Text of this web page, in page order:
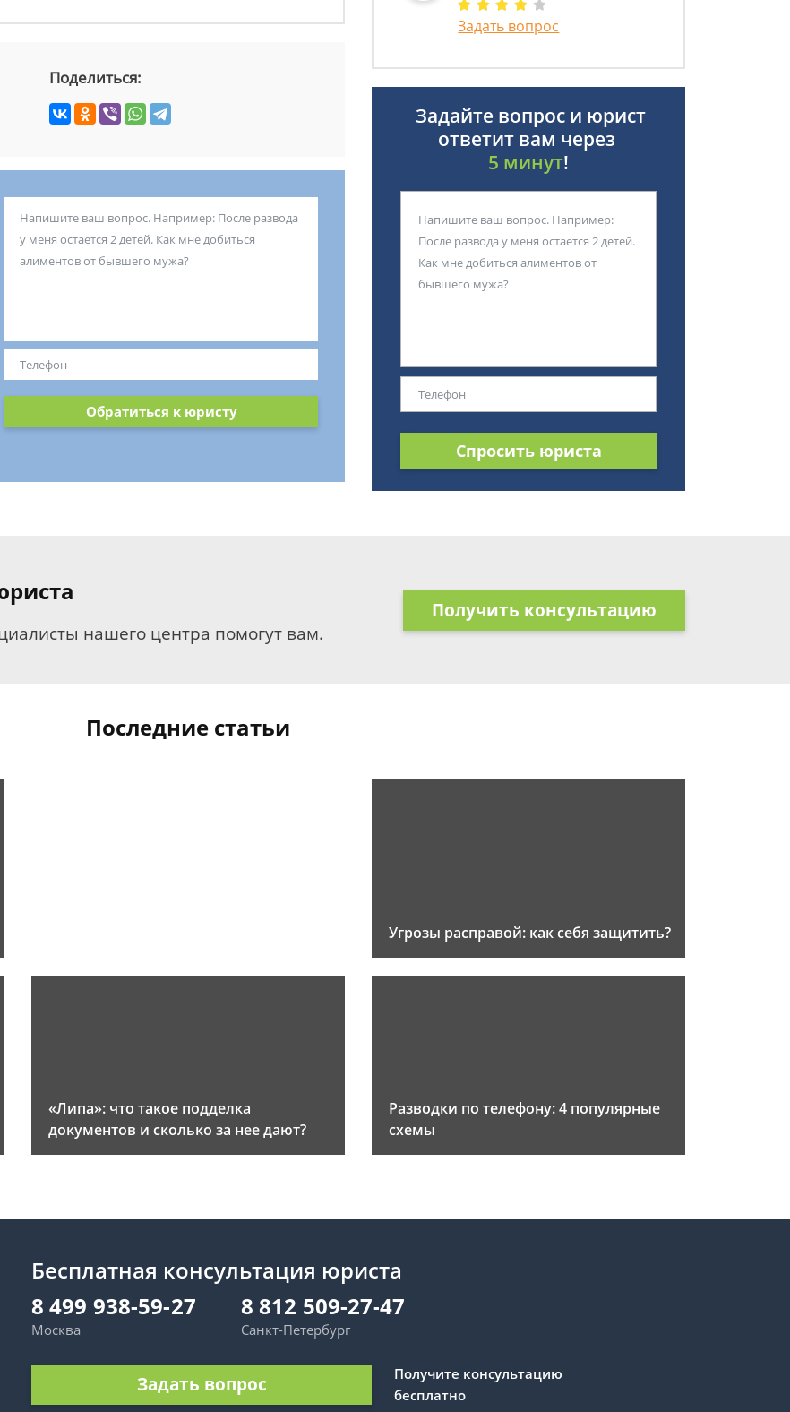
Поделиться:
Обратиться к юристу
Задать вопрос
Задайте вопрос и юрист
ответит вам через
5 минут!
Спросить юриста
нашего центра помогут вам.
Получить консультацию
Последние статьи
Угрозы расправой: как себя защитить?
«Липа»: что такое подделка
документов и сколько за нее дают?
Разводки по телефону: 4 популярные
схемы
Бесплатная консультация юриста
8 499 938-59-27
Москва
8 812 509-27-47
Санкт-Петербург
Задать вопрос
Получите консультацию
бесплатно